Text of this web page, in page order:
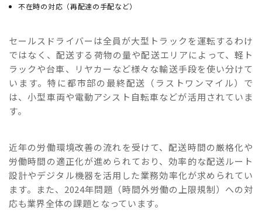
不在時の対応（再配達の手配など）
セールスドライバーは全員が大型トラックを運転するわけ
ではなく、配送する荷物の量や配送エリアによって、軽ト
ラックや台車、リヤカーなど様々な輸送手段を使い分けて
います。特に都市部の最終配送（ラストワンマイル）で
は、小型車両や電動アシスト自転車などが活用されていま
す。
近年の労働環境改善の流れを受けて、配送時間の厳格化や
労働時間の適正化が進められており、効率的な配送ルート
設計やデジタル機器を活用した業務効率化が求められてい
ます。また、2024年問題（時間外労働の上限規制）への対
応も業界全体の課題となっています。